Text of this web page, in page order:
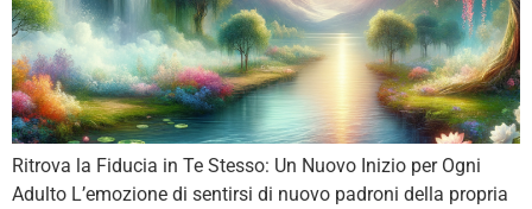
Ritrova la Fiducia in Te Stesso: Un Nuovo Inizio per Ogni
Adulto L’emozione di sentirsi di nuovo padroni della propria